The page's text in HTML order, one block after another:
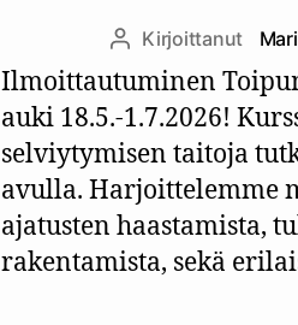
Kirjoittaja
Kirjoittanut
Ilmoittautuminen
auki 18.5.-1.7.2026!
selviytymisen taitoja
avulla. Harjoittelemme
ajatusten haastamista,
rakentamista, sekä